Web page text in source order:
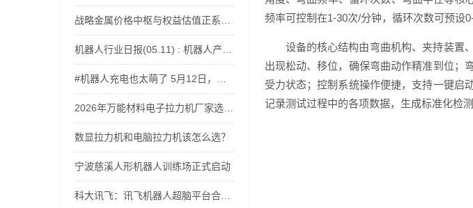
数显拉力机和电脑拉力机该怎么选？
宁波慈溪人形机器人训练场正式启动
频率可控制在1-30次/分钟，循环次数可预设
设备的核心结构由弯曲机构、夹持装置
出现松动、移位，确保弯曲动作精准到位；
受力状态；控制系统操作便捷，支持一键启
记录测试过程中的各项数据，生成标准化检